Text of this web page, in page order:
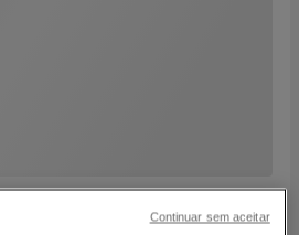
Continuar sem aceitar